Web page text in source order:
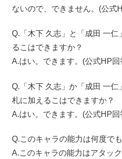
ないので、できません。(公式
Q.「木下 久志」と「成田 一仁
るこはできますか？
A.はい。できます。(公式HP回
Q.「木下 久志」か「成田 一
札に加えるこはできますか？
A.はい。できます。(公式HP回
Q.このキャラの能力は何度で
A.このキャラの能力はアタッ